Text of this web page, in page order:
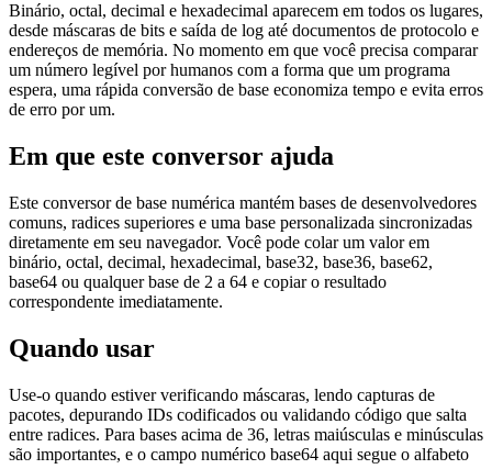
Binário, octal, decimal e hexadecimal aparecem em todos os lugares,
desde máscaras de bits e saída de log até documentos de protocolo e
endereços de memória. No momento em que você precisa comparar
um número legível por humanos com a forma que um programa
espera, uma rápida conversão de base economiza tempo e evita erros
de erro por um.
Em que este conversor ajuda
Este conversor de base numérica mantém bases de desenvolvedores
comuns, radices superiores e uma base personalizada sincronizadas
diretamente em seu navegador. Você pode colar um valor em
binário, octal, decimal, hexadecimal, base32, base36, base62,
base64 ou qualquer base de 2 a 64 e copiar o resultado
correspondente imediatamente.
Quando usar
Use-o quando estiver verificando máscaras, lendo capturas de
pacotes, depurando IDs codificados ou validando código que salta
entre radices. Para bases acima de 36, letras maiúsculas e minúsculas
são importantes, e o campo numérico base64 aqui segue o alfabeto